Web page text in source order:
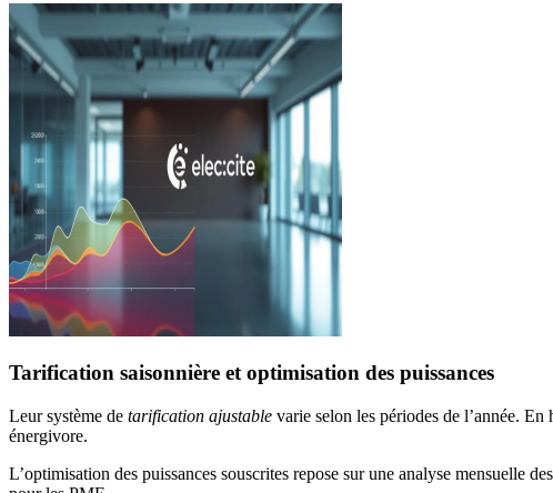
Tarification saisonnière et optimisation des puissances
Leur système de tarification ajustable varie selon les périodes de l’année.
énergivore.
L’optimisation des puissances souscrites repose sur une analyse mensuelle